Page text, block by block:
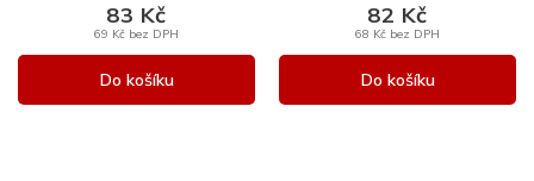
69 Kč bez DPH
83 Kč
Do košíku
68 Kč bez DPH
82 Kč
Do košíku